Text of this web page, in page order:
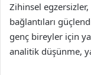
Zihinsel
bağlantıları
genç bireyler için
analitik düşünme,